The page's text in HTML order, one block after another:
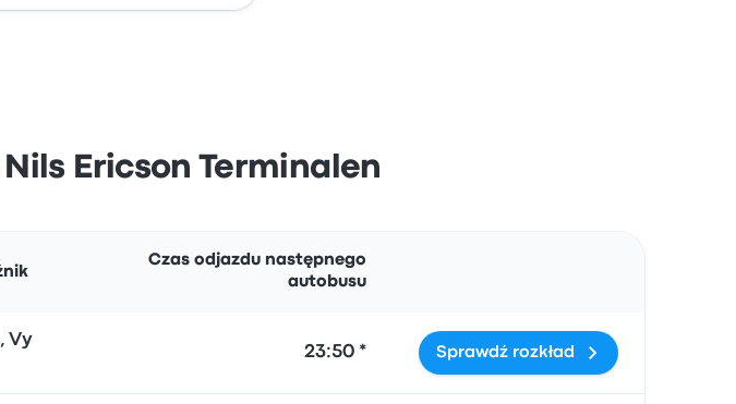
Ericson Terminalen
Czas odjazdu następnego
autobusu
Vy
23:50 * Sprawdź rozkład